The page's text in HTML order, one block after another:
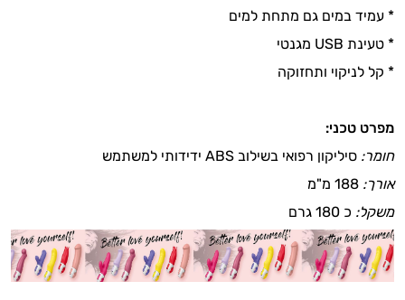
* עמיד במים גם מתחת למים
* טעינת USB מגנטי
* קל לניקוי ותחזוקה
מפרט טכני:
חומר: סיליקון רפואי בשילוב ABS ידידותי למשתמש
אורך:
משקל: כ 180 גרם